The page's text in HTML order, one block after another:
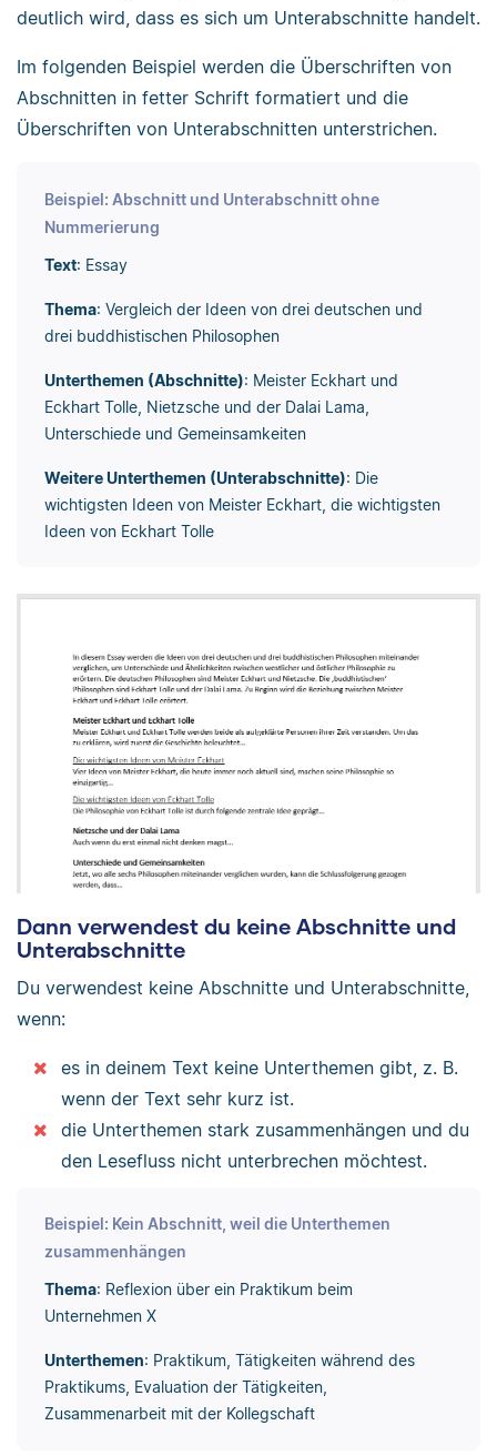
deutlich wird, dass es sich um Unterabschnitte handelt.
Im folgenden Beispiel werden die Überschriften von
Abschnitten in fetter Schrift formatiert und die
Überschriften von Unterabschnitten unterstrichen.
Beispiel: Abschnitt und Unterabschnitt ohne
Nummerierung
Text: Essay
Thema: Vergleich der Ideen von drei deutschen und
drei buddhistischen Philosophen
Unterthemen (Abschnitte): Meister Eckhart und
Eckhart Tolle, Nietzsche und der Dalai Lama,
Unterschiede und Gemeinsamkeiten
Weitere Unterthemen (Unterabschnitte): Die
wichtigsten Ideen von Meister Eckhart, die wichtigsten
Ideen von Eckhart Tolle
Dann verwendest du keine Abschnitte und
Unterabschnitte
Du verwendest keine Abschnitte und Unterabschnitte,
wenn:
es in deinem Text keine Unterthemen gibt, z. B.
wenn der Text sehr kurz ist.
die Unterthemen stark zusammenhängen und du
den Lesefluss nicht unterbrechen möchtest.
Beispiel: Kein Abschnitt, weil die Unterthemen
zusammenhängen
Thema: Reflexion über ein Praktikum beim
Unternehmen X
Unterthemen: Praktikum, Tätigkeiten während des
Praktikums, Evaluation der Tätigkeiten,
Zusammenarbeit mit der Kollegschaft